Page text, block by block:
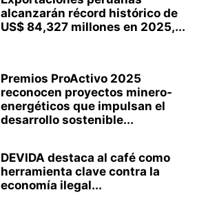
alcanzarán récord histórico de
US$ 84,327 millones en 2025,...
Premios ProActivo 2025
reconocen proyectos minero-
energéticos que impulsan el
desarrollo sostenible...
DEVIDA destaca al café como
herramienta clave contra la
economía ilegal...